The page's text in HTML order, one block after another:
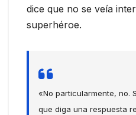
dice que no se veía
superhéroe.
«No particularmente, no.
que diga una respuesta